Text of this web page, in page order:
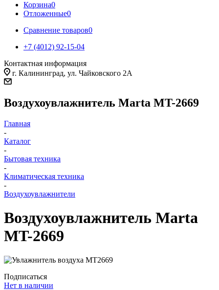
Корзина0
Отложенные0
Сравнение товаров0
+7 (4012) 92-15-04
Контактная информация
г. Калининград, ул. Чайковского 2А
Воздухоувлажнитель Marta MT-2669
Главная
-
Каталог
-
Бытовая техника
-
Климатическая техника
-
Воздухоувлажнители
Воздухоувлажнитель Marta
MT-2669
Подписаться
Нет в наличии